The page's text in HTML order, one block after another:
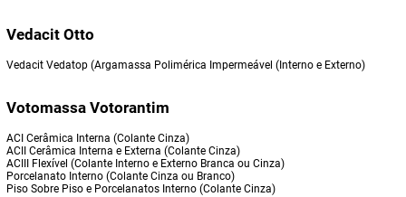
Vedacit Otto
Vedacit Vedatop (Argamassa Polimérica Impermeável (Interno e Externo)
Votomassa Votorantim
ACI Cerâmica Interna (Colante Cinza)
ACII Cerâmica Interna e Externa (Colante Cinza)
ACIII Flexível (Colante Interno e Externo Branca ou Cinza)
Porcelanato Interno (Colante Cinza ou Branco)
Piso Sobre Piso e Porcelanatos Interno (Colante Cinza)